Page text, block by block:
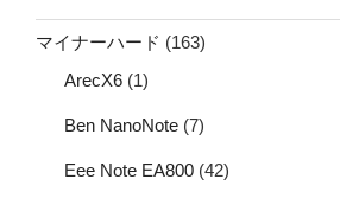
マイナーハード (163)
ArecX6 (1)
Ben NanoNote (7)
Eee Note EA800 (42)